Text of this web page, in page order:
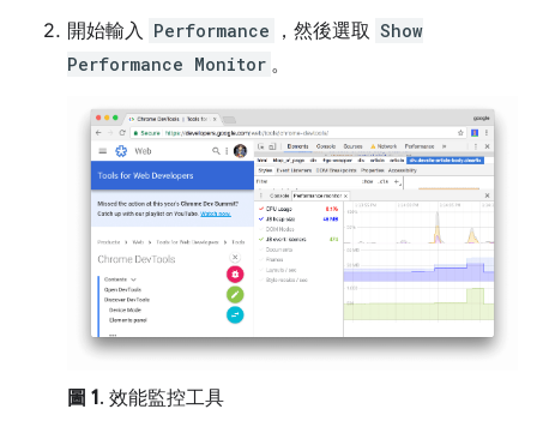
開始輸入 Performance ，然後選取 Show
Performance Monitor 。
圖 1. 效能監控工具